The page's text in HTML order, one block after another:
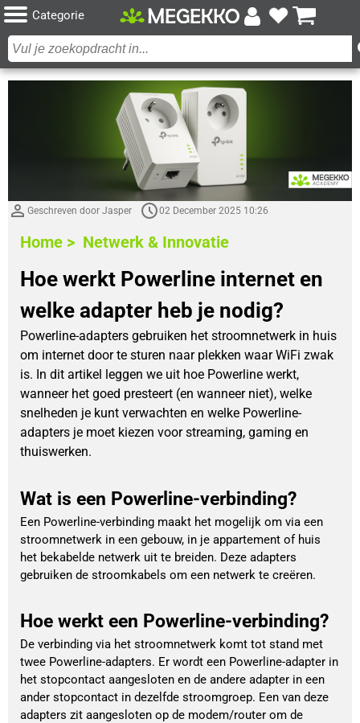
Categorie
Geschreven door Jasper 02 December 2025 10:26
Home > Netwerk & Innovatie
Hoe werkt Powerline internet en
welke adapter heb je nodig?
Powerline-adapters gebruiken het stroomnetwerk in huis
om internet door te sturen naar plekken waar WiFi zwak
is. In dit artikel leggen we uit hoe Powerline werkt,
wanneer het goed presteert (en wanneer niet), welke
snelheden je kunt verwachten en welke Powerline-
adapters je moet kiezen voor streaming, gaming en
thuiswerken.
Wat is een Powerline-verbinding?
Een Powerline-verbinding maakt het mogelijk om via een
stroomnetwerk in een gebouw, in je appartement of huis
het bekabelde netwerk uit te breiden. Deze adapters
gebruiken de stroomkabels om een netwerk te creëren.
Hoe werkt een Powerline-verbinding?
De verbinding via het stroomnetwerk komt tot stand met
twee Powerline-adapters. Er wordt een Powerline-adapter in
het stopcontact aangesloten en de andere adapter in een
ander stopcontact in dezelfde stroomgroep. Een van deze
adapters zit aangesloten op de modem/router om de